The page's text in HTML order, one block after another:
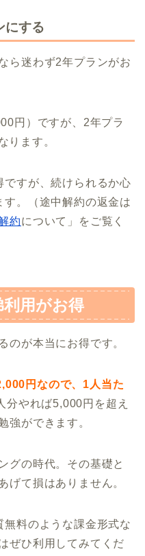
にする
ら迷わず2年プランがお
円）ですが、2年プラ
ります。
ですが、続けられるか心
。（途中解約の返金は
約について」をご覧く
利用がお得
のが本当にお得です。
円なので、1人当た
分やれば5,000円を超え
強ができます。
グの時代。その基礎と
げて損はありません。
無料のような課金形式な
ぜひ利用してみてくだ